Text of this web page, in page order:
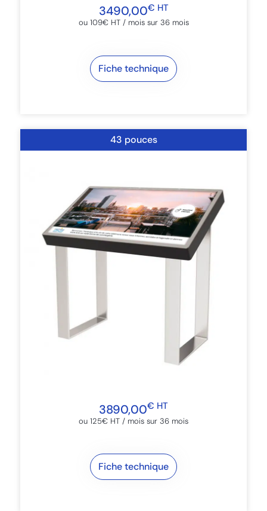
3490,00€ HT
ou 109€ HT / mois sur 36 mois
Fiche technique
43 pouces
3890,00€ HT
ou 125€ HT / mois sur 36 mois
Fiche technique